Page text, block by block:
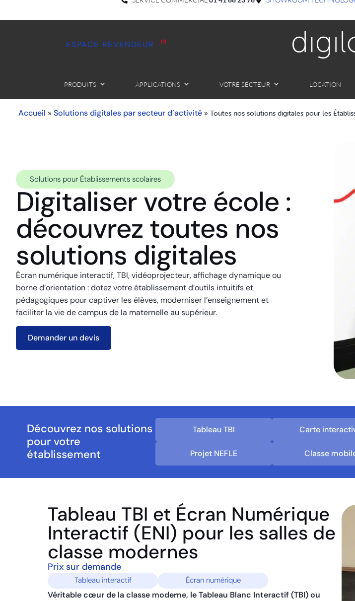
ESPACE REVENDEUR
PRODUITS APPLICATIONS VOTRE SECTEUR LOCATION
Accueil » Solutions digitales par secteur d’activité » Toutes nos solutions digitales pour les
Solutions pour Établissements scolaires
Digitaliser votre école :
découvrez toutes nos
solutions digitales
Écran numérique interactif, TBI, vidéoprojecteur, affichage dynamique ou
borne d’orientation : dotez votre établissement d’outils intuitifs et
pédagogiques pour captiver les élèves, moderniser l’enseignement et
faciliter la vie de campus de la maternelle au supérieur.
Demander un devis
Découvrez nos solutions
pour votre
établissement
Tableau TBI Carte
Projet NEFLE Classe
Tableau TBI et Écran Numérique
Interactif (ENI) pour les salles de
classe modernes
Prix sur demande
Tableau interactif Écran numérique
Véritable cœur de la classe moderne, le Tableau Blanc Interactif (TBI) ou